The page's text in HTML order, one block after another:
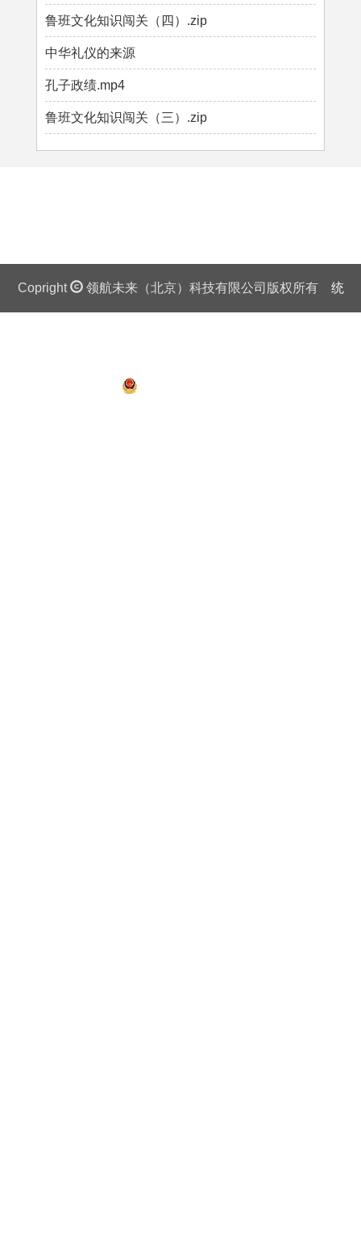
鲁班文化知识闯关（四）.zip
中华礼仪的来源
孔子政绩.mp4
鲁班文化知识闯关（三）.zip
Copright 领航未来（北京）科技有限公司版权所有 统